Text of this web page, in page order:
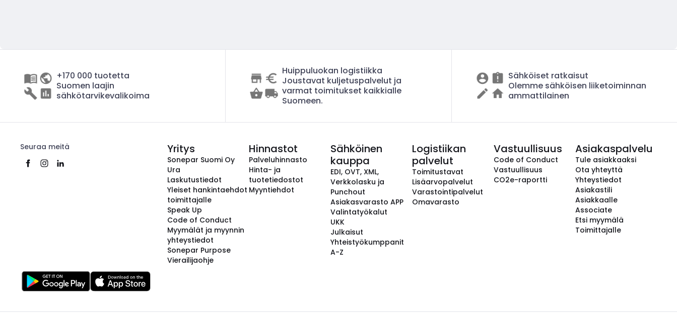
+170 000 tuotetta
Suomen laajin
sähkötarvikevalikoima
Huippuluokan logistiikka
Joustavat kuljetuspalvelut ja
varmat toimitukset kaikkialle
Suomeen.
Sähköiset ratkaisut
Olemme sähköisen liiketoiminnan
ammattilainen
Seuraa meitä Yritys
Sonepar Suomi Oy
Ura
Laskutustiedot
Yleiset hankintaehdot
toimittajalle
Speak Up
Code of Conduct
Myymälät ja myynnin
yhteystiedot
Sonepar Purpose
Vierailijaohje
Hinnastot
Palveluhinnasto
Hinta- ja
tuotetiedostot
Myyntiehdot
Sähköinen
kauppa
EDI, OVT, XML,
Verkkolasku ja
Punchout
Asiakasvarasto APP
Valintatyökalut
UKK
Julkaisut
Yhteistyökumppanit
A-Z
Logistiikan
palvelut
Toimitustavat
Lisäarvopalvelut
Varastointipalvelut
Omavarasto
Vastuullisuus
Code of Conduct
Vastuullisuus
CO2e-raportti
Asiakaspalvelu
Tule asiakkaaksi
Ota yhteyttä
Yhteystiedot
Asiakastili
Asiakkaalle
Associate
Etsi myymälä
Toimittajalle